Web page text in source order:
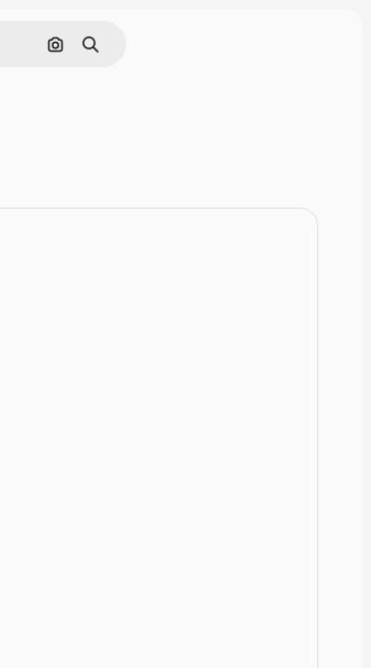
Szukaj według obrazu
Szukaj